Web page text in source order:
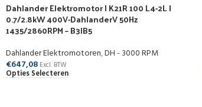
Dahlander Elektromotor | K21R 100 L4-2L |
0.7/2.8kW 400V-DahlanderV 50Hz
1435/2860RPM – B3|B5
Dahlander Elektromotoren,DH - 3000 RPM
€647,08 Excl. BTW
Opties Selecteren